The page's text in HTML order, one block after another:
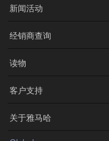
新闻活动
经销商查询
读物
客户支持
关于雅马哈